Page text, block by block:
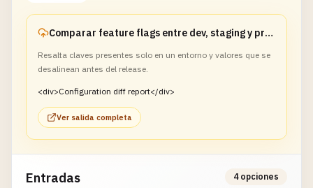
Comparar feature flags entre dev, staging y produccion
Resalta claves presentes solo en un entorno y valores que se
desalinean antes del release.
<div>Configuration diff report</div>
Ver salida completa
Entradas 4 opciones